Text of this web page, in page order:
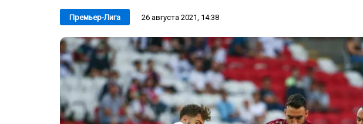
Премьер-Лига 26 августа 2021, 14:38